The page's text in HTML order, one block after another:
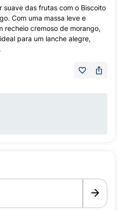
suave das frutas com o Biscoito
Com uma massa leve e
recheio cremoso de morango,
para um lanche alegre,